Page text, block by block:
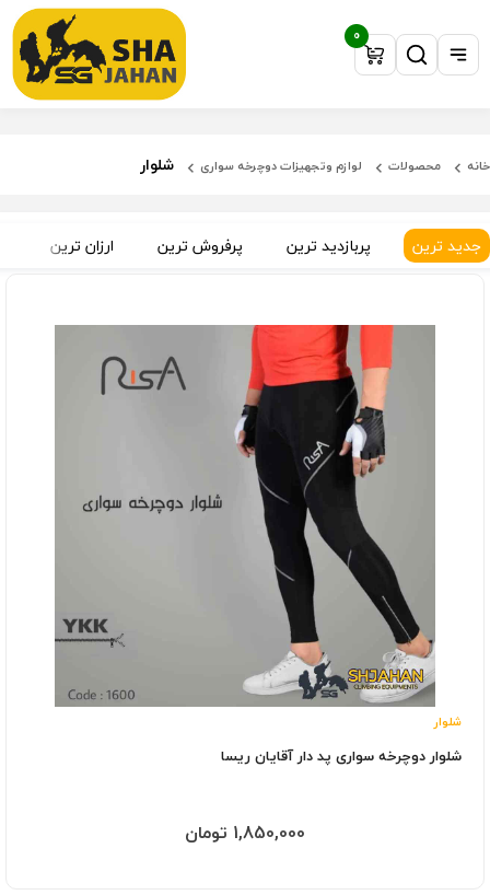
0
خانه محصولات لوازم وتجهیزات دوچرخه سواری شلوار
جدید ترین پربازدید ترین پرفروش ترین ارزان ترین
شلوار
شلوار دوچرخه سواری پد دار آقایان ریسا
1,850,000 تومان